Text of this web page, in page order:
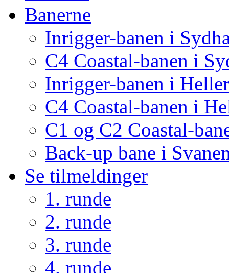
Banerne
Inrigger-banen i
C4 Coastal-banen i
Inrigger-banen i
C4 Coastal-banen i
C1 og C2 Coastal-
Back-up bane i
Se tilmeldinger
1. runde
2. runde
3. runde
4. runde